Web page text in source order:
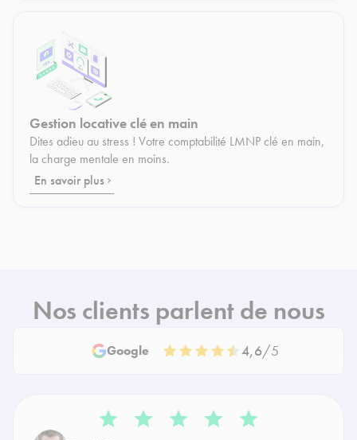
Gestion locative clé en main
Dites adieu au stress ! Votre comptabilité LMNP clé en main,
la charge mentale en moins.
En savoir plus
Nos clients parlent de nous
Google 4,6/5